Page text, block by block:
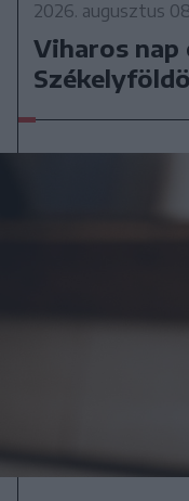
2026. augusztus
Viharos nap